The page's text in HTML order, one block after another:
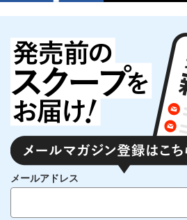
メールアドレス